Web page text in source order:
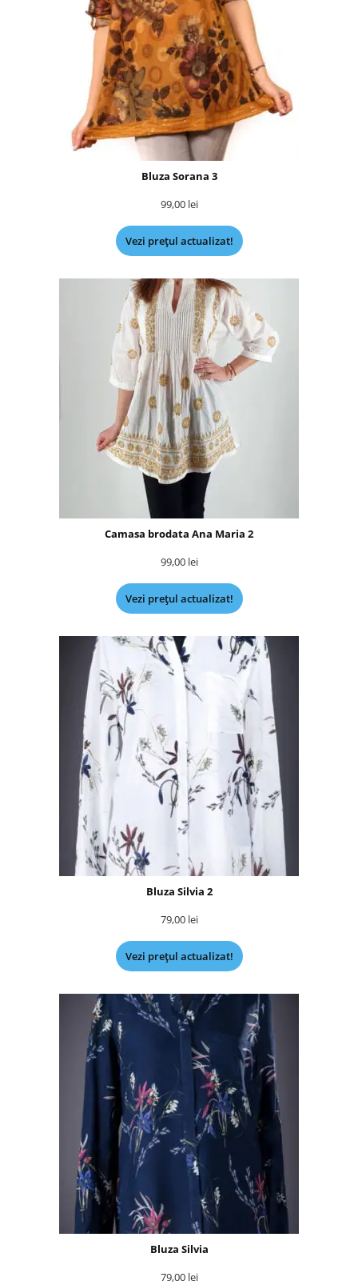
Bluza Sorana 3
99,00 lei
Vezi prețul actualizat!
Camasa brodata Ana Maria 2
99,00 lei
Vezi prețul actualizat!
Bluza Silvia 2
79,00 lei
Vezi prețul actualizat!
Bluza Silvia
79,00 lei